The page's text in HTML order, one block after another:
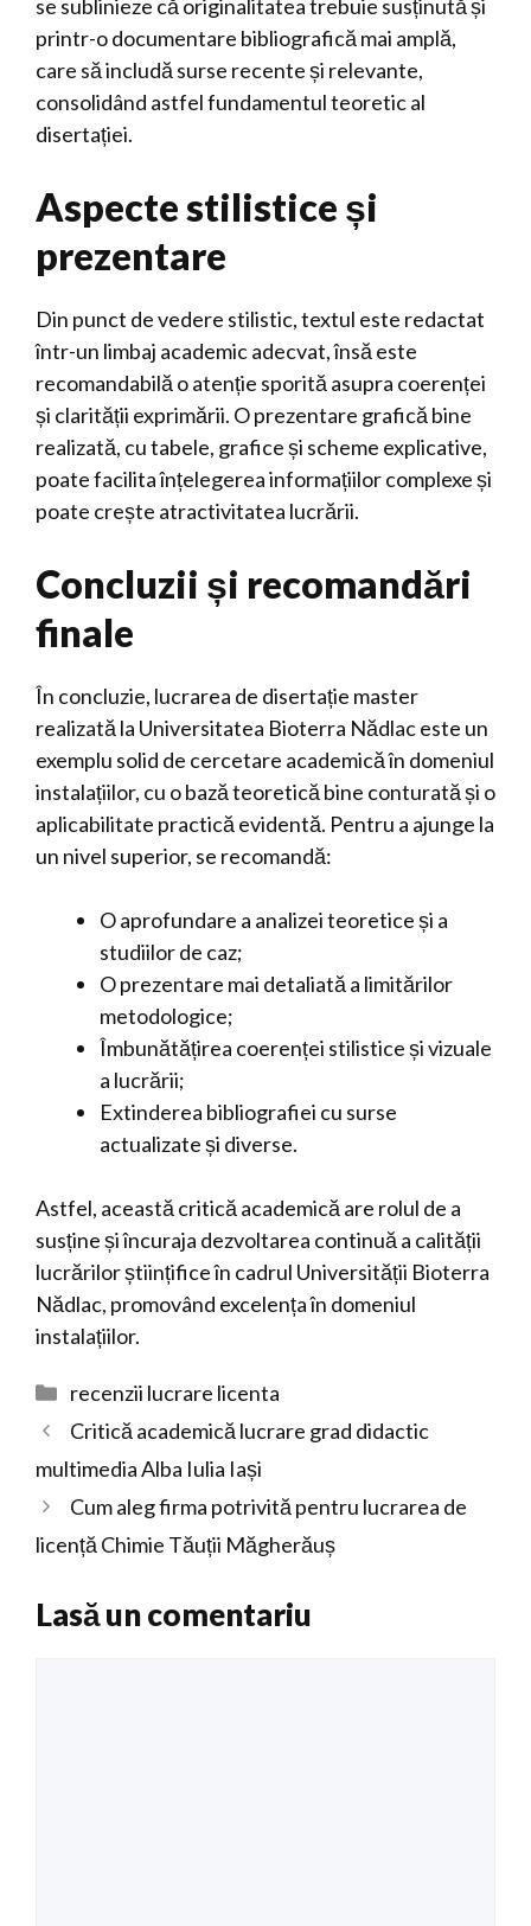
se sublinieze că originalitatea trebuie susținută și
printr-o documentare bibliografică mai amplă,
care să includă surse recente și relevante,
consolidând astfel fundamentul teoretic al
disertației.
Aspecte stilistice și
prezentare
Din punct de vedere stilistic, textul este redactat
într-un limbaj academic adecvat, însă este
recomandabilă o atenție sporită asupra coerenței
și clarității exprimării. O prezentare grafică bine
realizată, cu tabele, grafice și scheme explicative,
poate facilita înțelegerea informațiilor complexe și
poate crește atractivitatea lucrării.
Concluzii și recomandări
finale
În concluzie, lucrarea de disertație master
realizată la Universitatea Bioterra Nădlac este un
exemplu solid de cercetare academică în domeniul
instalațiilor, cu o bază teoretică bine conturată și o
aplicabilitate practică evidentă. Pentru a ajunge la
un nivel superior, se recomandă:
O aprofundare a analizei teoretice și a
studiilor de caz;
O prezentare mai detaliată a limitărilor
metodologice;
Îmbunătățirea coerenței stilistice și vizuale
a lucrării;
Extinderea bibliografiei cu surse
actualizate și diverse.
Astfel, această critică academică are rolul de a
susține și încuraja dezvoltarea continuă a calității
lucrărilor științifice în cadrul Universității Bioterra
Nădlac, promovând excelența în domeniul
instalațiilor.
Categorii
recenzii lucrare licenta
Critică academică lucrare grad didactic
multimedia Alba Iulia Iași
Cum aleg firma potrivită pentru lucrarea de
licență Chimie Tăuții Măgherăuș
Lasă un comentariu